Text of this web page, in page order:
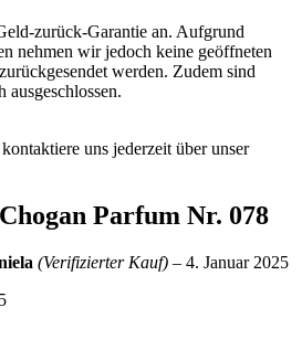
zurück-Garantie an. Aufgrund
nehmen wir jedoch keine geöffneten
werden. Zudem sind
uns jederzeit über unser
Chogan Parfum Nr. 078
(Verifizierter Kauf) – 4. Januar 2025